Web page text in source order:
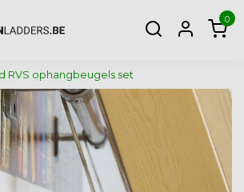
0
RVS ophangbeugels set